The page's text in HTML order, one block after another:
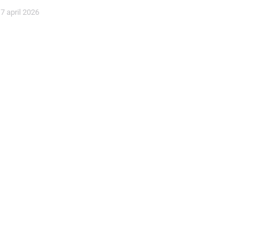
7 april 2026